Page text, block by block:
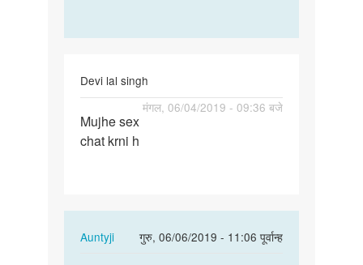
Devi lal singh
मंगल, 06/04/2019 - 09:36 बजे
Mujhe
sex
Mujhe sex
chat krni h
Auntyji
गुरु, 06/06/2019 - 11:06 पूर्वान्ह
In